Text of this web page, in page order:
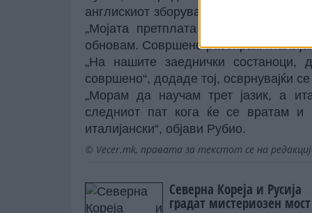
англискиот зборува и шпански,
„Мојата претплата за
обновам. Совршено разбирам
„На нашите заеднички
совршено“, додаде тој, осврнувајќи
„Морам да научам трет јазик, а
следниот пат кога ќе се вратам
италијански“, објави Рубио.
© Vecer.mk, правата за текстот се на
Северна Кореја и Русија
градат мистериозен мост